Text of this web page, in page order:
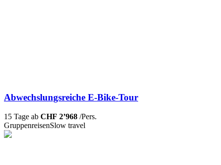
Abwechslungsreiche E-Bike-Tour
15 Tage ab CHF 2’968 /Pers.
GruppenreisenSlow travel